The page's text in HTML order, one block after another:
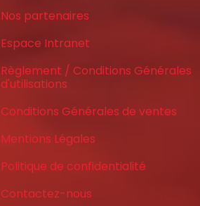
Nos partenaires
Espace Intranet
Règlement / Conditions Générales
d'utilisations
Conditions Générales de ventes
Mentions Légales
Politique de confidentialité
Contactez-nous